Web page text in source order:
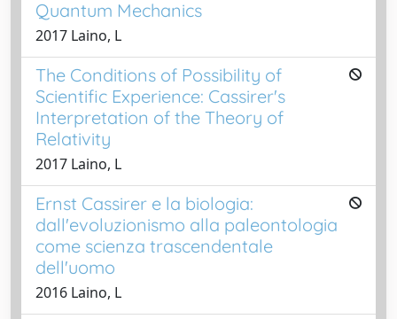
Quantum Mechanics
2017 Laino, L
The Conditions of Possibility of
Scientific Experience: Cassirer's
Interpretation of the Theory of
Relativity
2017 Laino, L
Ernst Cassirer e la biologia:
dall'evoluzionismo alla paleontologia
come scienza trascendentale
dell'uomo
2016 Laino, L